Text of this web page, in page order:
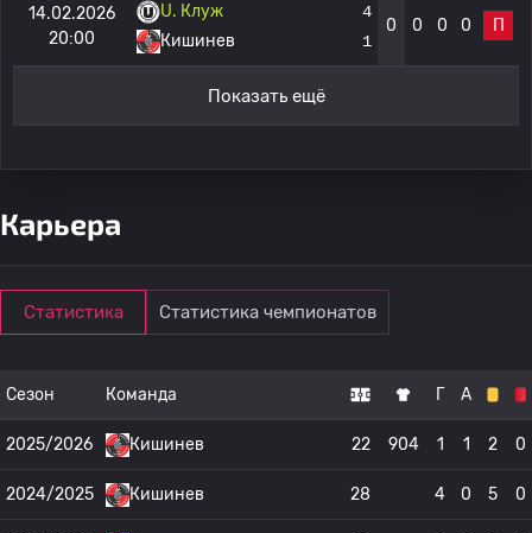
14.02.2026
20:00
U. Клуж
Кишинев
4
1
0 0 0 0 П
Показать ещё
Карьера
Статистика Статистика чемпионатов
Сезон Команда Г А
2025/2026 Кишинев 22 904 1 1 2 0
2024/2025 Кишинев 28 4 0 5 0